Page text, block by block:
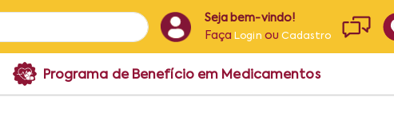
Seja bem-vindo!
Faça Login ouCadastro
Programa de Benefício em Medicamentos